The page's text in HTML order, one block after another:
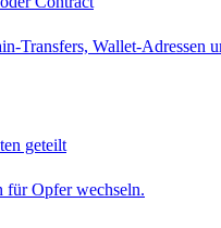
Transfers, Wallet-Adressen
geteilt
Opfer wechseln.